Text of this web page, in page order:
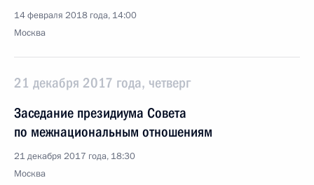
14 февраля 2018 года, 14:00
Москва
21 декабря 2017 года, четверг
Заседание президиума Совета
по межнациональным отношениям
21 декабря 2017 года, 18:30
Москва